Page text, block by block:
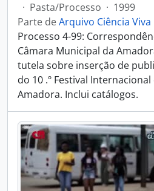
· Pasta/Processo · 1999
Parte deArquivo Ciência Viva
Processo 4-99:
Câmara Municipal da
tutela sobre inserção de
do 10 .º Festival
Amadora. Inclui catálogos.